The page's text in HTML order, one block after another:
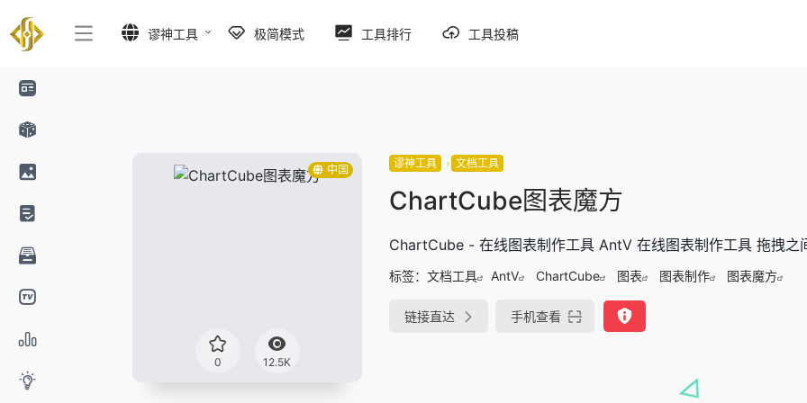
谬神工具 极简模式 工具排行 工具投稿
中国
0 12.5K
谬神工具 文档工具
ChartCube图表魔方
ChartCube - 在线图表制作工具 AntV 在线图表制作工具 拖拽之
标签： 文档工具 AntV ChartCube 图表 图表制作 图表魔方
链接直达 手机查看